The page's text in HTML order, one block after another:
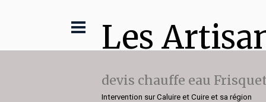
Les
devis chauffe eau
Intervention sur Caluire et Cuire et sa région